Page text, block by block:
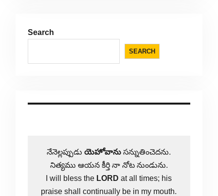
Search
SEARCH
నేనెల్లప్పుడుయెహోవాను సన్నుతించెదను.
నిత్యము ఆయన కీర్తి నా నోట నుండును.
I will bless the LORD at all times; his
praise shall continually be in my mouth.